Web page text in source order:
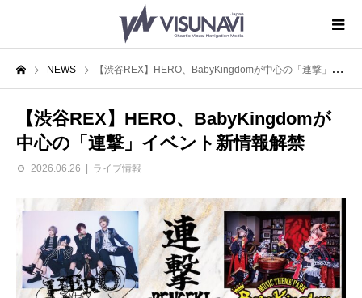
NEWS 【渋谷REX】HERO、BabyKingdomが中心の「連撃」イベント新情報解禁
【渋谷REX】HERO、BabyKingdomが
中心の「連撃」イベント新情報解禁
2026.06.26 ライブ情報